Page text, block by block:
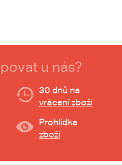
u nás?
30 dnů na
vrácení zboží
Prohlídka
zboží